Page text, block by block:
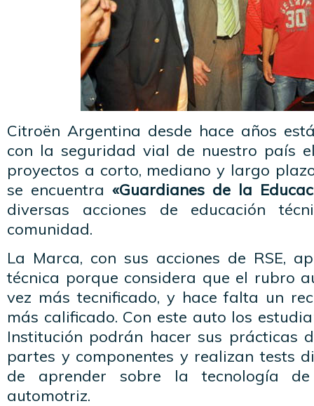
Citroën Argentina desde hace años
con la seguridad vial de nuestro país
proyectos a corto, mediano y largo
se encuentra «Guardianes de la
diversas acciones de educación
comunidad.
La Marca, con sus acciones de RSE,
técnica porque considera que el rubro
vez más tecnificado, y hace falta un
más calificado. Con este auto los
Institución podrán hacer sus prácticas
partes y componentes y realizan tests
de aprender sobre la tecnología
automotriz.